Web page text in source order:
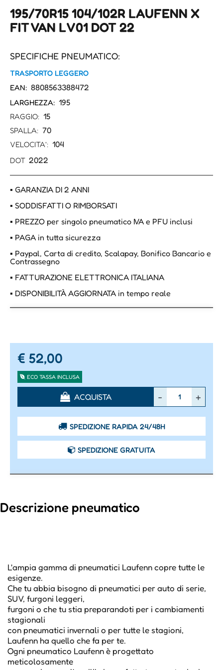
195/70R15 104/102R LAUFENN X
FIT VAN LV01 DOT 22
SPECIFICHE PNEUMATICO:
TRASPORTO LEGGERO
EAN: 8808563388472
LARGHEZZA: 195
RAGGIO: 15
SPALLA: 70
VELOCITA': 104
DOT 2022
▪ GARANZIA DI 2 ANNI
▪ SODDISFATTI O RIMBORSATI
▪ PREZZO per singolo pneumatico IVA e PFU inclusi
▪ PAGA in tutta sicurezza
▪ Paypal, Carta di credito, Scalapay, Bonifico Bancario e
Contrassegno
▪ FATTURAZIONE ELETTRONICA ITALIANA
▪ DISPONIBILITÀ AGGIORNATA in tempo reale
€ 52,00
ECO TASSA INCLUSA
ACQUISTA
SPEDIZIONE RAPIDA 24/48H
SPEDIZIONE GRATUITA
Descrizione pneumatico
L'ampia gamma di pneumatici Laufenn copre tutte le
esigenze.
Che tu abbia bisogno di pneumatici per auto di serie,
SUV, furgoni leggeri,
furgoni o che tu stia preparandoti per i cambiamenti
stagionali
con pneumatici invernali o per tutte le stagioni,
Laufenn ha quello che fa per te.
Ogni pneumatico Laufenn è progettato
meticolosamente